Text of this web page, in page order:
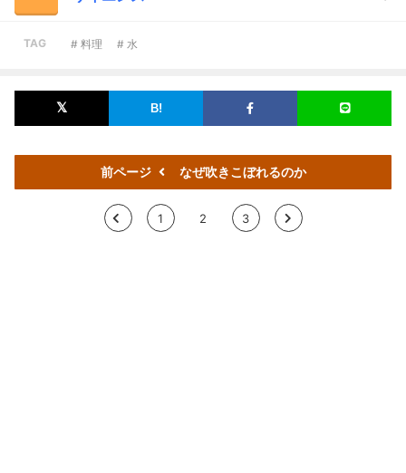
TAG # 料理 # 水
前ページ なぜ吹きこぼれるのか
< 1 2 3 >